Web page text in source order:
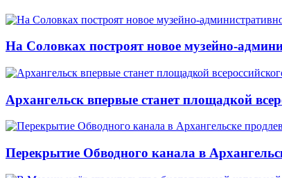
На Соловках построят новое музейно-
Архангельск впервые станет площадкой
Перекрытие Обводного канала в